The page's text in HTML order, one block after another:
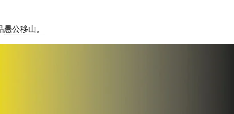
愚公移山。